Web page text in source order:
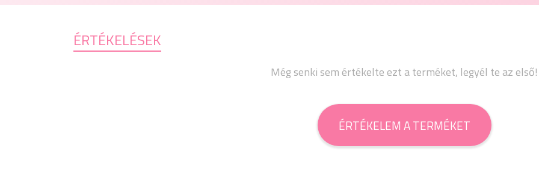
ÉRTÉKELÉSEK
Még senki sem értékelte ezt a terméket, legyél te az első!
ÉRTÉKELEM A TERMÉKET